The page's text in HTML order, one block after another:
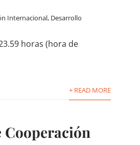
Internacional, Desarrollo
horas (hora de
+ READ MORE
Cooperación